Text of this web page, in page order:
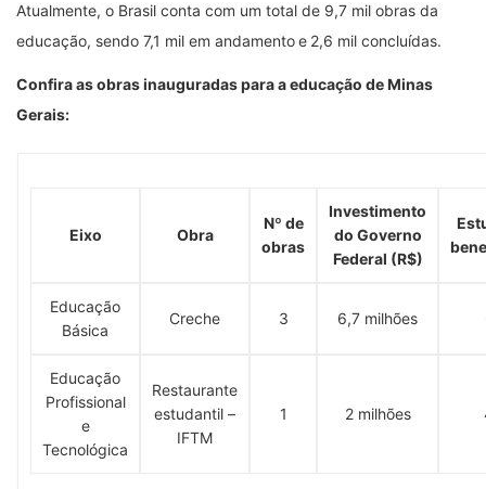
Atualmente, o Brasil conta com um total de 9,7 mil obras da
educação, sendo 7,1 mil em andamento e 2,6 mil concluídas.
Confira as obras inauguradas para a educação de Minas
Gerais:
Eixo Obra
Nº de
obras
Investimento
do Governo
Federal (R$)
Educação
Básica
Creche 3 6,7 milhões
Educação
Profissional
e
Tecnológica
Restaurante
estudantil –
IFTM
1 2 milhões